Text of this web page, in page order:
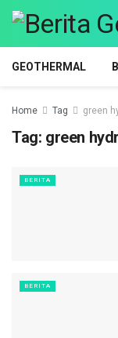
GEOTHERMAL
Home Tag green
Tag: green
BERITA
BERITA